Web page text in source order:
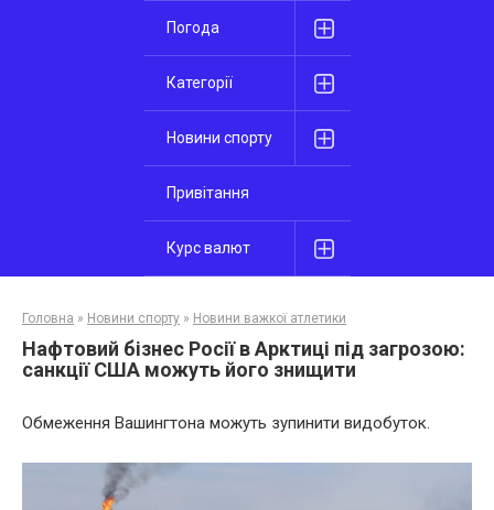
Погода
Категорії
Новини спорту
Привітання
Курс валют
Головна » Новини спорту » Новини важкої атлетики
Нафтовий бізнес Росії в Арктиці під загрозою:
санкції США можуть його знищити
Обмеження Вашингтона можуть зупинити видобуток.